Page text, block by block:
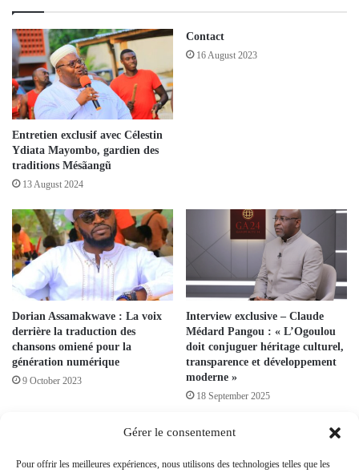
Gérer le consentement
Pour offrir les meilleures expériences, nous utilisons des technologies telles que les
Entretien exclusif avec Célestin
Ydiata Mayombo, gardien des
traditions Mésãangũ
13 August 2024
Contact
16 August 2023
Dorian Assamakwave : La voix
derrière la traduction des
chansons omiené pour la
génération numérique
9 October 2023
Interview exclusive – Claude
Médard Pangou : « L’Ogoulou
doit conjuguer héritage culturel,
transparence et développement
moderne »
18 September 2025